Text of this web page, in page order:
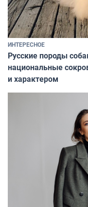
ИНТЕРЕСНОЕ
Русские породы
национальные
и характером